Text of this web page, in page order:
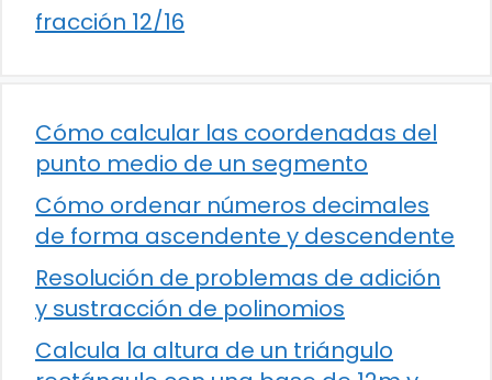
fracción 12/16
Cómo calcular las coordenadas del
punto medio de un segmento
Cómo ordenar números decimales
de forma ascendente y descendente
Resolución de problemas de adición
y sustracción de polinomios
Calcula la altura de un triángulo